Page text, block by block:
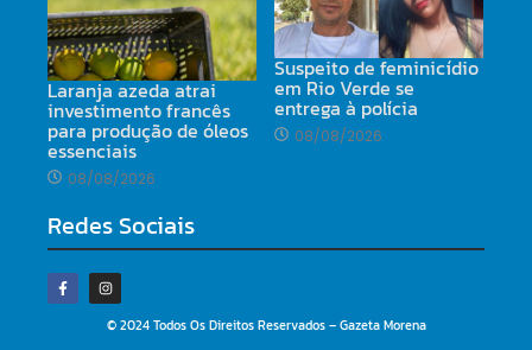
Laranja azeda atrai
investimento francês
para produção de óleos
essenciais
08/08/2026
Suspeito de feminicídio
em Rio Verde se
entrega à polícia
08/08/2026
Redes Sociais
© 2024 Todos Os Direitos Reservados – Gazeta Morena